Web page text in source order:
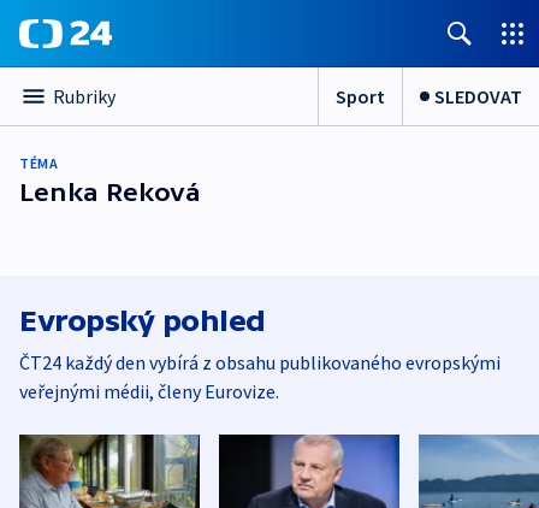
Rubriky Sport SLEDOVAT
TÉMA
Lenka Reková
Evropský pohled
ČT24 každý den vybírá z obsahu publikovaného evropskými
veřejnými médii, členy Eurovize.